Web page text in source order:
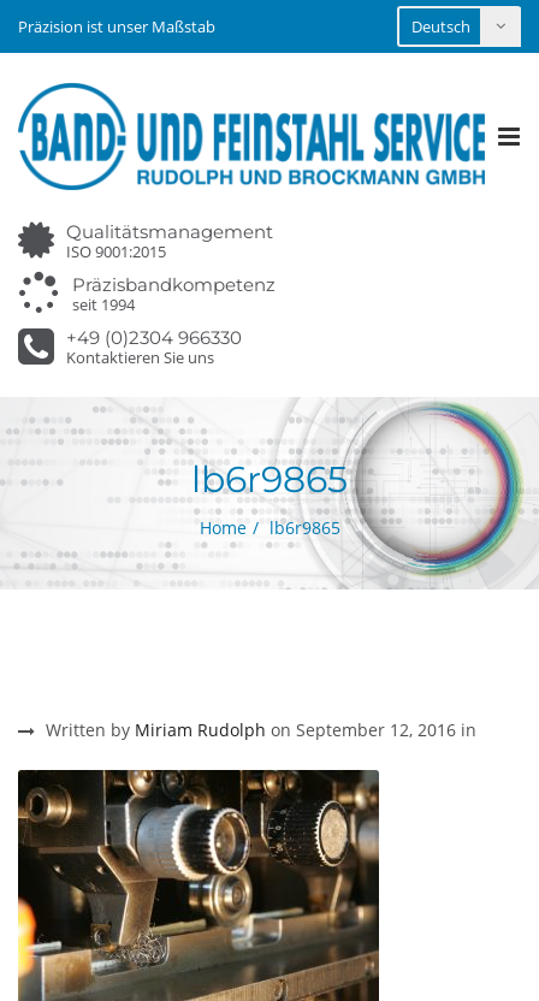
Präzision ist unser Maßstab
Qualitätsmanagement
ISO 9001:2015
Präzisbandkompetenz
seit 1994
+49 (0)2304 966330
Kontaktieren Sie uns
lb6r9865
Home lb6r9865
Written by Miriam Rudolph on September 12, 2016 in